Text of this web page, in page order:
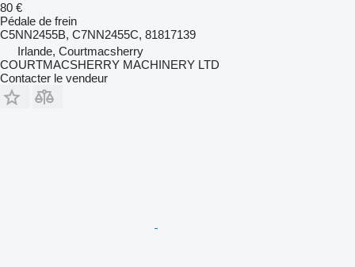
80 €
Pédale de frein
C5NN2455B, C7NN2455C, 81817139
Irlande, Courtmacsherry
COURTMACSHERRY MACHINERY LTD
Contacter le vendeur